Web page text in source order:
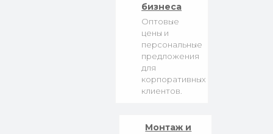
бизнеса
Оптовые
цены и
персональные
предложения
для
корпоративных
клиентов.
Монтаж и